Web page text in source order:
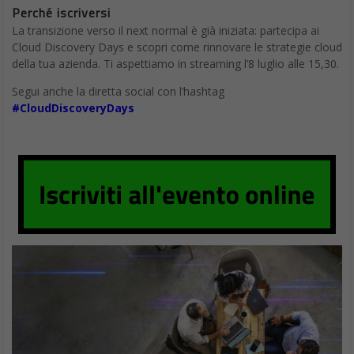
Perché iscriversi
La transizione verso il next normal è già iniziata: partecipa ai
Cloud Discovery Days e scopri come rinnovare le strategie cloud
della tua azienda. Ti aspettiamo in streaming l’8 luglio alle 15,30.
Segui anche la diretta social con l’hashtag
#CloudDiscoveryDays